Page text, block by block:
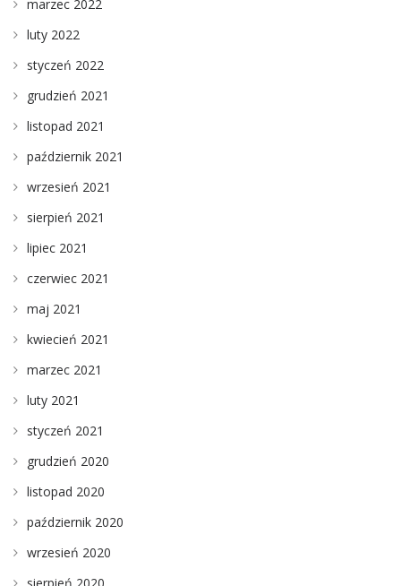
marzec 2022
luty 2022
styczeń 2022
grudzień 2021
listopad 2021
październik 2021
wrzesień 2021
sierpień 2021
lipiec 2021
czerwiec 2021
maj 2021
kwiecień 2021
marzec 2021
luty 2021
styczeń 2021
grudzień 2020
listopad 2020
październik 2020
wrzesień 2020